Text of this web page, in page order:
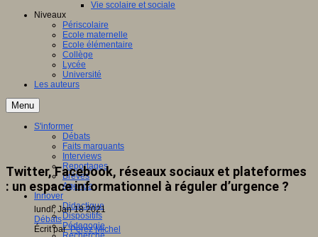
Vie scolaire et sociale
Niveaux
Périscolaire
Ecole maternelle
Ecole élémentaire
Collège
Lycée
Université
Les auteurs
Menu
S'informer
Débats
Faits marquants
Interviews
Reportages
Brèves
Agenda
Innover
Didactique
Dispositifs
Pédagogie
Twitter, Facebook, réseaux sociaux et plateformes
: un espace informationnel à réguler d’urgence ?
lundi, Jan 18 2021
Débats
Écrit parPérez Michel